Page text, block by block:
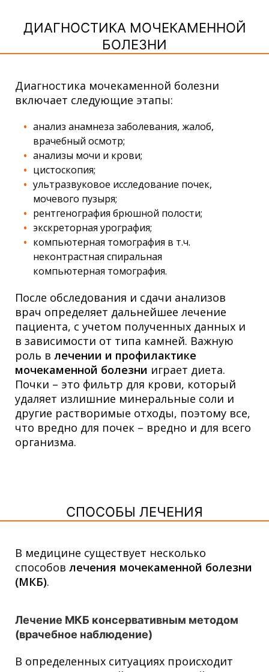
ДИАГНОСТИКА МОЧЕКАМЕННОЙ
БОЛЕЗНИ
Диагностика мочекаменной болезни
включает следующие этапы:
анализ анамнеза заболевания, жалоб,
врачебный осмотр;
анализы мочи и крови;
цистоскопия;
ультразвуковое исследование почек,
мочевого пузыря;
рентгенография брюшной полости;
экскреторная урография;
компьютерная томография в т.ч.
неконтрастная спиральная
компьютерная томография.
После обследования и сдачи анализов
врач определяет дальнейшее лечение
пациента, с учетом полученных данных и
в зависимости от типа камней. Важную
роль в лечении и профилактике
мочекаменной болезни играет диета.
Почки – это фильтр для крови, который
удаляет излишние минеральные соли и
другие растворимые отходы, поэтому все,
что вредно для почек – вредно и для всего
организма.
СПОСОБЫ ЛЕЧЕНИЯ
В медицине существует несколько
способов лечения мочекаменной болезни
(МКБ).
Лечение МКБ консервативным методом
(врачебное наблюдение)
В определенных ситуациях происходит